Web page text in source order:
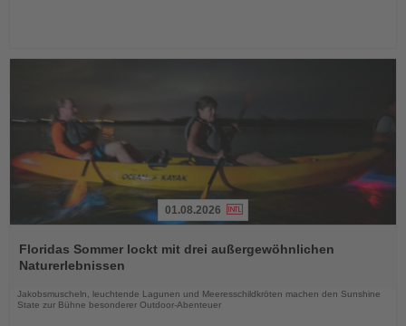
Sie
die
01.08.2026
Floridas Sommer lockt mit drei außergewöhnlichen
Naturerlebnissen
Jakobsmuscheln, leuchtende Lagunen und Meeresschildkröten machen den Sunshine
State zur Bühne besonderer Outdoor-Abenteuer